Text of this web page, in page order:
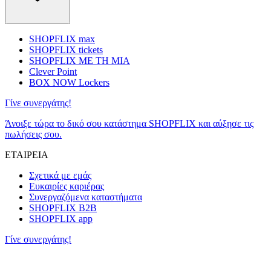
SHOPFLIX max
SHOPFLIX tickets
SHOPFLIX ΜΕ ΤΗ ΜΙΑ
Clever Point
BOX NOW Lockers
Γίνε συνεργάτης!
Άνοιξε τώρα το δικό σου κατάστημα SHOPFLIX και αύξησε τις
πωλήσεις σου.
ΕΤΑΙΡΕΙΑ
Σχετικά με εμάς
Ευκαιρίες καριέρας
Συνεργαζόμενα καταστήματα
SHOPFLIX B2B
SHOPFLIX app
Γίνε συνεργάτης!